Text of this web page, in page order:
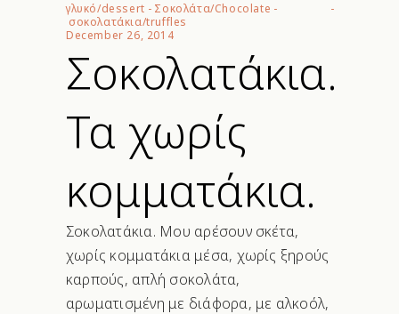
γλυκό/dessert - Σοκολάτα/Chocolate -
σοκολατάκια/truffles
December 26, 2014
Σοκολατάκια.
Τα χωρίς
κομματάκια.
Σοκολατάκια. Μου αρέσουν σκέτα,
χωρίς κομματάκια μέσα, χωρίς ξηρούς
καρπούς, απλή σοκολάτα,
αρωματισμένη με διάφορα, με αλκοόλ,